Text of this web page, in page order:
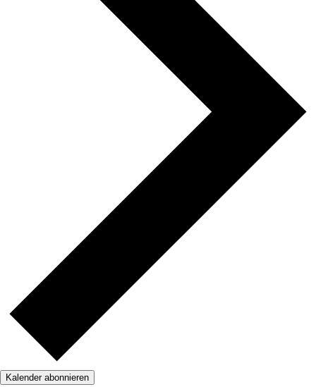
Kalender abonnieren